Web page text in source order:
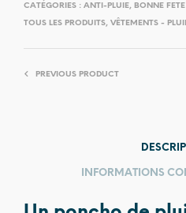
CATÉGORIES : ANTI-PLUIE, BONNE
TOUS LES PRODUITS, VÊTEMENTS -
PREVIOUS PRODUCT
INFORMATIONS